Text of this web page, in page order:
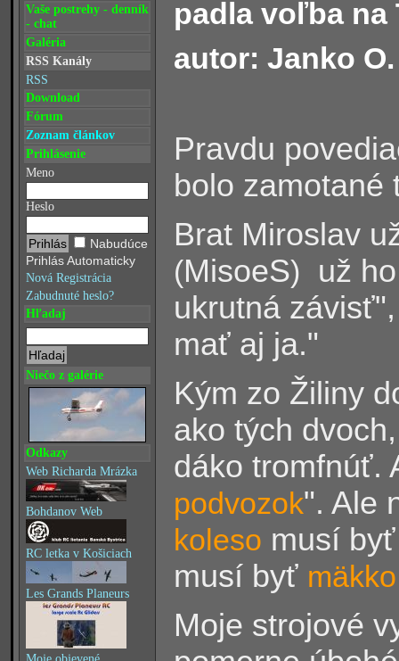
Vaše postrehy - denník
- chat
Galéria
RSS Kanály
RSS
Download
Fórum
Zoznam článkov
Prihlásenie
Meno
Heslo
Nabudúce
Prihlás Automaticky
Nová Registrácia
Zabudnuté heslo?
Hľadaj
Niečo z galérie
Odkazy
Web Richarda Mrázka
Bohdanov Web
RC letka v Košiciach
Les Grands Planeurs
padla voľba na
autor: Janko O.
Pravdu
bolo
Brat Miroslav
(MisoeS) už
ukrutná
mať aj ja."
Kým zo Žiliny
ako tých
dáko tromfnúť.
podvozok". Ale
koleso musí
musí byť
Moje strojové